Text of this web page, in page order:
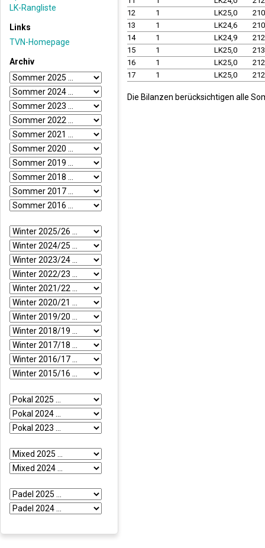
LK-Rangliste
Links
TVN-Homepage
Archiv
12
1 LK25,0
13
1 LK24,6
14
1 LK24,9
15
1 LK25,0
16
1 LK25,0
17
1 LK25,0
Die Bilanzen berücksichtigen alle